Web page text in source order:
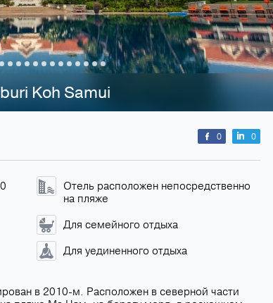
Koh Samui
0 0
Отель расположен непосредственно
на пляже
Для семейного отдыха
Для уединенного отдыха
в 2010-м. Расположен в северной части